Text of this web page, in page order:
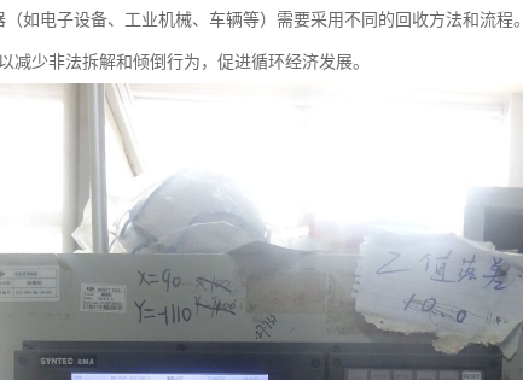
如电子设备、工业机械、车辆等）需要采用不同的回收方法和流程。
减少非法拆解和倾倒行为，促进循环经济发展。